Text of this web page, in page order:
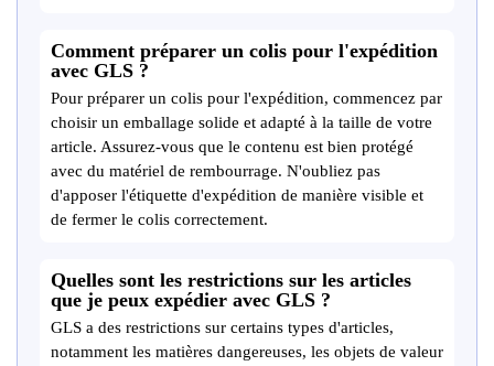
Comment préparer un colis pour l'expédition
avec GLS ?
Pour préparer un colis pour l'expédition, commencez par
choisir un emballage solide et adapté à la taille de votre
article. Assurez-vous que le contenu est bien protégé
avec du matériel de rembourrage. N'oubliez pas
d'apposer l'étiquette d'expédition de manière visible et
de fermer le colis correctement.
Quelles sont les restrictions sur les articles
que je peux expédier avec GLS ?
GLS a des restrictions sur certains types d'articles,
notamment les matières dangereuses, les objets de valeur